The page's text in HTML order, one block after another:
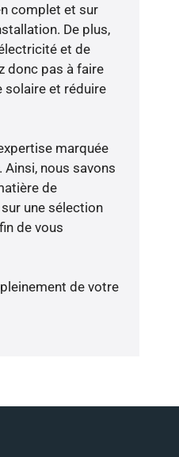
complet et sur
De plus,
et de
donc pas à faire
solaire et réduire
marquée
nous savons
de
une sélection
de vous
de votre